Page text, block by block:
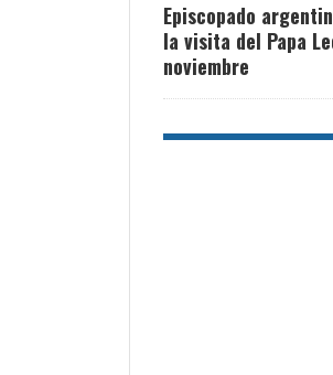
Episcopado
la visita del Papa
noviembre